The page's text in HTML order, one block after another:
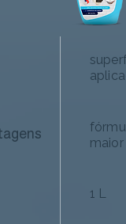
1 L